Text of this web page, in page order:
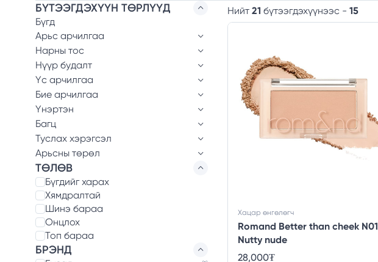
БҮТЭЭГДЭХҮҮН ТӨРЛҮҮД
Бүгд
Арьс арчилгаа
Нарны тос
Нүүр будалт
Үс арчилгаа
Бие арчилгаа
Үнэртэн
Багц
Туслах хэрэгсэл
Арьсны төрөл
ТӨЛӨВ
Бүгдийг харах
Хямдралтай
Шинэ бараа
Онцлох
Топ бараа
БРЭНД
Нийт 21 бүтээгдэхүүнээс - 15
Romand Better than cheek N01
Nutty nude
Хацар өнгөлөгч
28,000₮